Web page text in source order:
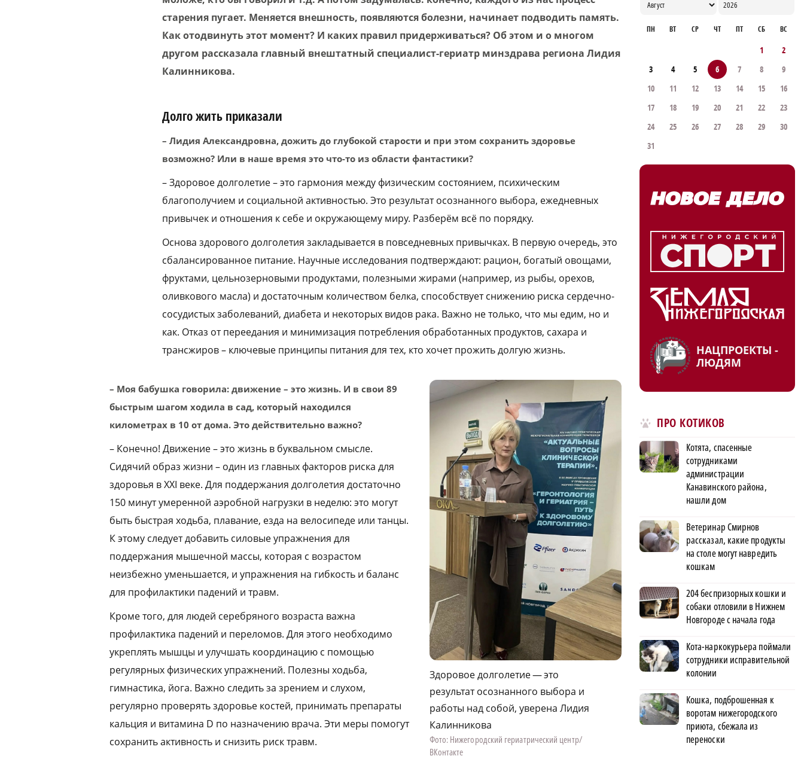
старения пугает. Меняется внешность, появляются болезни, начинает подводить память.
Как отодвинуть этот момент? И каких правил придерживаться? Об этом и о многом
другом рассказала главный внештатный специалист-гериатр минздрава региона Лидия
Калинникова.
Долго жить приказали
– Лидия Александровна, дожить до глубокой старости и при этом сохранить здоровье
возможно? Или в наше время это что-то из области фантастики?
– Здоровое долголетие – это гармония между физическим состоянием, психическим
благополучием и социальной активностью. Это результат осознанного выбора, ежедневных
привычек и отношения к себе и окружающему миру. Разберём всё по порядку.
Основа здорового долголетия закладывается в повседневных привычках. В первую очередь, это
сбалансированное питание. Научные исследования подтверждают: рацион, богатый овощами,
фруктами, цельнозерновыми продуктами, полезными жирами (например, из рыбы, орехов,
оливкового масла) и достаточным количеством белка, способствует снижению риска сердечно-
сосудистых заболеваний, диабета и некоторых видов рака. Важно не только, что мы едим, но и
как. Отказ от переедания и минимизация потребления обработанных продуктов, сахара и
трансжиров – ключевые принципы питания для тех, кто хочет прожить долгую жизнь.
– Моя бабушка говорила: движение – это жизнь. И в свои 89
быстрым шагом ходила в сад, который находился
километрах в 10 от дома. Это действительно важно?
– Конечно! Движение – это жизнь в буквальном смысле.
Сидячий образ жизни – один из главных факторов риска для
здоровья в XXI веке. Для поддержания долголетия достаточно
150 минут умеренной аэробной нагрузки в неделю: это могут
быть быстрая ходьба, плавание, езда на велосипеде или танцы.
К этому следует добавить силовые упражнения для
поддержания мышечной массы, которая с возрастом
неизбежно уменьшается, и упражнения на гибкость и баланс
для профилактики падений и травм.
Кроме того, для людей серебряного возраста важна
профилактика падений и переломов. Для этого необходимо
укреплять мышцы и улучшать координацию с помощью
регулярных физических упражнений. Полезны ходьба,
гимнастика, йога. Важно следить за зрением и слухом,
регулярно проверять здоровье костей, принимать препараты
кальция и витамина D по назначению врача. Эти меры помогут
сохранить активность и снизить риск травм.
Здоровое долголетие — это
результат осознанного выбора и
работы над собой, уверена Лидия
Калинникова
Фото: Нижегородский гериатрический центр/
ВКонтакте
ПН ВТ СР ЧТ ПТ СБ ВС
1
2
3
4 5 6 7 8
9
10
11 12 13 14 15
16
17
18 19 20 21 22
23
24
25 26 27 28 29
30
31
НАЦПРОЕКТЫ -
ЛЮДЯМ
ПРО КОТИКОВ
Котята, спасенные
сотрудниками
администрации
Канавинского района,
нашли дом
Ветеринар Смирнов
рассказал, какие продукты
на столе могут навредить
кошкам
204 беспризорных кошки и
собаки отловили в Нижнем
Новгороде с начала года
Кота-наркокурьера поймали
сотрудники исправительной
колонии
Кошка, подброшенная к
воротам нижегородского
приюта, сбежала из
переноски